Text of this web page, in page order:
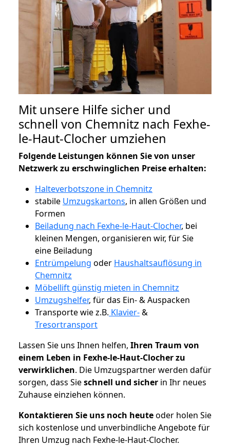
Mit unsere Hilfe sicher und
schnell von Chemnitz nach Fexhe-
le-Haut-Clocher umziehen
Folgende Leistungen können Sie von unser
Netzwerk zu erschwinglichen Preise erhalten:
Halteverbotszone in Chemnitz
stabile Umzugskartons, in allen Größen und
Formen
Beiladung nach Fexhe-le-Haut-Clocher, bei
kleinen Mengen, organisieren wir, für Sie
eine Beiladung
Entrümpelung oder Haushaltsauflösung in
Chemnitz
Möbellift günstig mieten in Chemnitz
Umzugshelfer, für das Ein- & Auspacken
Transporte wie z.B. Klavier-&
Tresortransport
Lassen Sie uns Ihnen helfen, Ihren Traum von
einem Leben in Fexhe-le-Haut-Clocher zu
verwirklichen. Die Umzugspartner werden dafür
sorgen, dass Sieschnell und sicher in Ihr neues
Zuhause einziehen können.
Kontaktieren Sie uns noch heuteoder holen Sie
sich kostenlose und unverbindliche Angebote für
Ihren Umzug nach Fexhe-le-Haut-Clocher.